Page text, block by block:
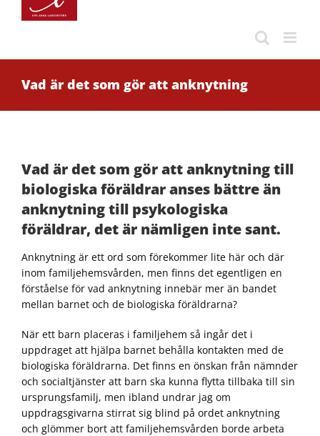
Fortsätt
Vad är det som gör att anknytning
Vad är det som gör att anknytning till
biologiska föräldrar anses bättre än
anknytning till psykologiska
föräldrar, det är nämligen inte sant.
Anknytning är ett ord som förekommer lite här och där
inom familjehemsvården, men finns det egentligen en
förståelse för vad anknytning innebär mer än bandet
mellan barnet och de biologiska föräldrarna?
När ett barn placeras i familjehem så ingår det i
uppdraget att hjälpa barnet behålla kontakten med de
biologiska föräldrarna. Det finns en önskan från nämnder
och socialtjänster att barn ska kunna flytta tillbaka till sin
ursprungsfamilj, men ibland undrar jag om
uppdragsgivarna stirrat sig blind på ordet anknytning
och glömmer bort att familjehemsvården borde arbeta